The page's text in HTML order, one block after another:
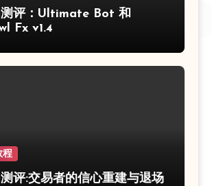
评：Ultimate Bot 和
Fx v1.4
程
评:交易者的信心重建与退场